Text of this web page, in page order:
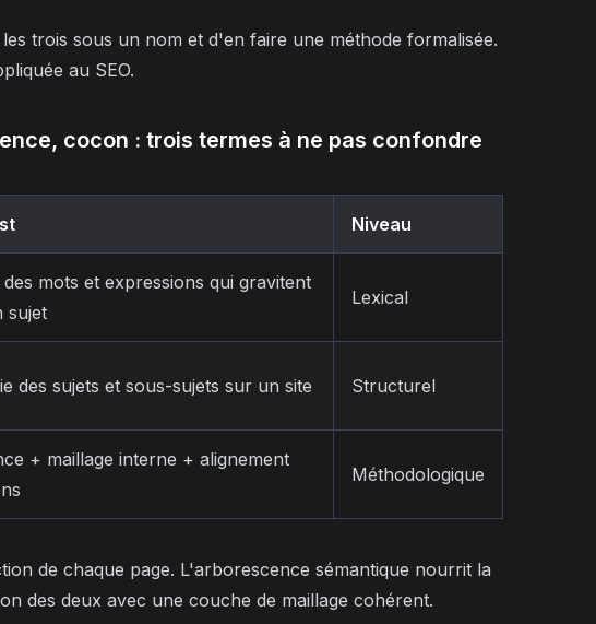
trois sous un nom et d'en faire une méthode formalisée.
au SEO.
cocon : trois termes à ne pas confondre
Niveau
mots et expressions qui gravitent
sujet
Lexical
des sujets et sous-sujets sur un site Structurel
+ maillage interne + alignement
Méthodologique
de chaque page. L'arborescence sémantique nourrit la
des deux avec une couche de maillage cohérent.